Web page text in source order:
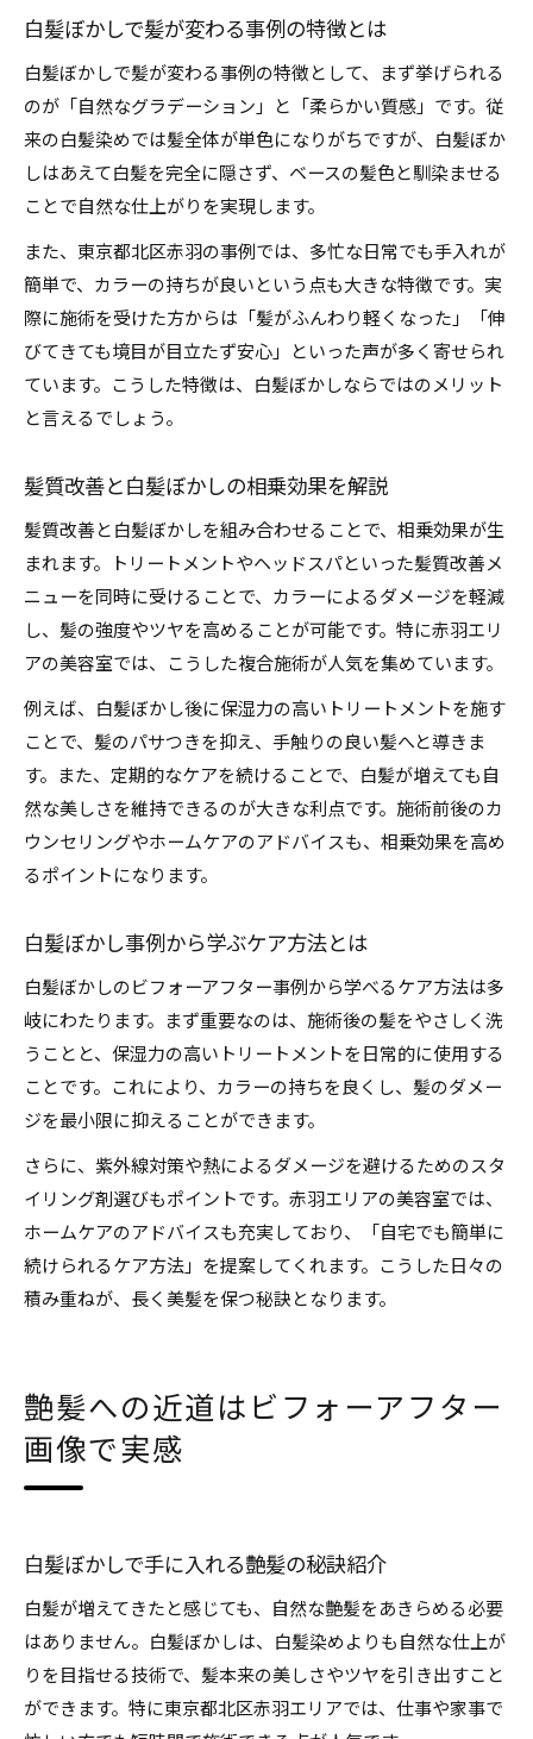
白髪ぼかしで髪が変わる事例の特徴とは
白髪ぼかしで髪が変わる事例の特徴として、まず挙げられる
のが「自然なグラデーション」と「柔らかい質感」です。従
来の白髪染めでは髪全体が単色になりがちですが、白髪ぼか
しはあえて白髪を完全に隠さず、ベースの髪色と馴染ませる
ことで自然な仕上がりを実現します。
また、東京都北区赤羽の事例では、多忙な日常でも手入れが
簡単で、カラーの持ちが良いという点も大きな特徴です。実
際に施術を受けた方からは「髪がふんわり軽くなった」「伸
びてきても境目が目立たず安心」といった声が多く寄せられ
ています。こうした特徴は、白髪ぼかしならではのメリット
と言えるでしょう。
髪質改善と白髪ぼかしの相乗効果を解説
髪質改善と白髪ぼかしを組み合わせることで、相乗効果が生
まれます。トリートメントやヘッドスパといった髪質改善メ
ニューを同時に受けることで、カラーによるダメージを軽減
し、髪の強度やツヤを高めることが可能です。特に赤羽エリ
アの美容室では、こうした複合施術が人気を集めています。
例えば、白髪ぼかし後に保湿力の高いトリートメントを施す
ことで、髪のパサつきを抑え、手触りの良い髪へと導きま
す。また、定期的なケアを続けることで、白髪が増えても自
然な美しさを維持できるのが大きな利点です。施術前後のカ
ウンセリングやホームケアのアドバイスも、相乗効果を高め
るポイントになります。
白髪ぼかし事例から学ぶケア方法とは
白髪ぼかしのビフォーアフター事例から学べるケア方法は多
岐にわたります。まず重要なのは、施術後の髪をやさしく洗
うことと、保湿力の高いトリートメントを日常的に使用する
ことです。これにより、カラーの持ちを良くし、髪のダメー
ジを最小限に抑えることができます。
さらに、紫外線対策や熱によるダメージを避けるためのスタ
イリング剤選びもポイントです。赤羽エリアの美容室では、
ホームケアのアドバイスも充実しており、「自宅でも簡単に
続けられるケア方法」を提案してくれます。こうした日々の
積み重ねが、長く美髪を保つ秘訣となります。
艶髪への近道はビフォーアフター
画像で実感
白髪ぼかしで手に入れる艶髪の秘訣紹介
白髪が増えてきたと感じても、自然な艶髪をあきらめる必要
はありません。白髪ぼかしは、白髪染めよりも自然な仕上が
りを目指せる技術で、髪本来の美しさやツヤを引き出すこと
ができます。特に東京都北区赤羽エリアでは、仕事や家事で